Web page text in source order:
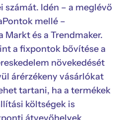
számát. Idén – a meglévő
mellé –
és a Trendmaker.
a fixpontok bővítése a
növekedését
árérzékeny vásárlókat
tartani, ha a termékek
költségek is